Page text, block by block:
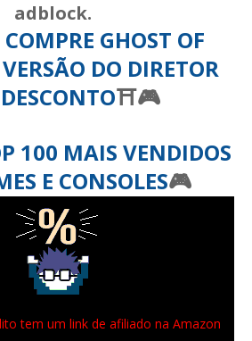
adblock.
GHOST OF
DO DIRETOR
⛩️🎮
100 MAIS VENDIDOS
E CONSOLES🎮
tem um link de afiliado na Amazon